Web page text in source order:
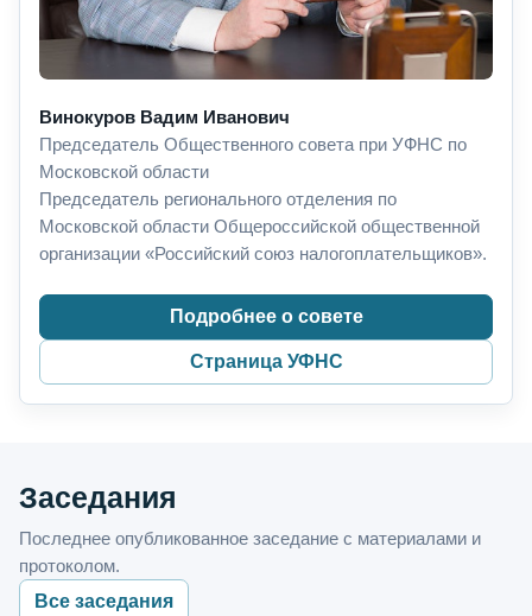
Винокуров Вадим Иванович
Председатель Общественного совета при УФНС по
Московской области
Председатель регионального отделения по
Московской области Общероссийской общественной
организации «Российский союз налогоплательщиков».
Подробнее о совете
Страница УФНС
Заседания
Последнее опубликованное заседание с материалами и
протоколом.
Все заседания